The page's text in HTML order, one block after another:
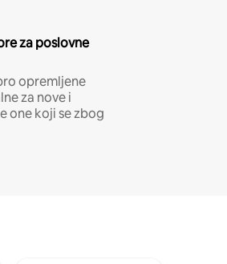
za poslovne
opremljene
za nove i
one koji se zbog